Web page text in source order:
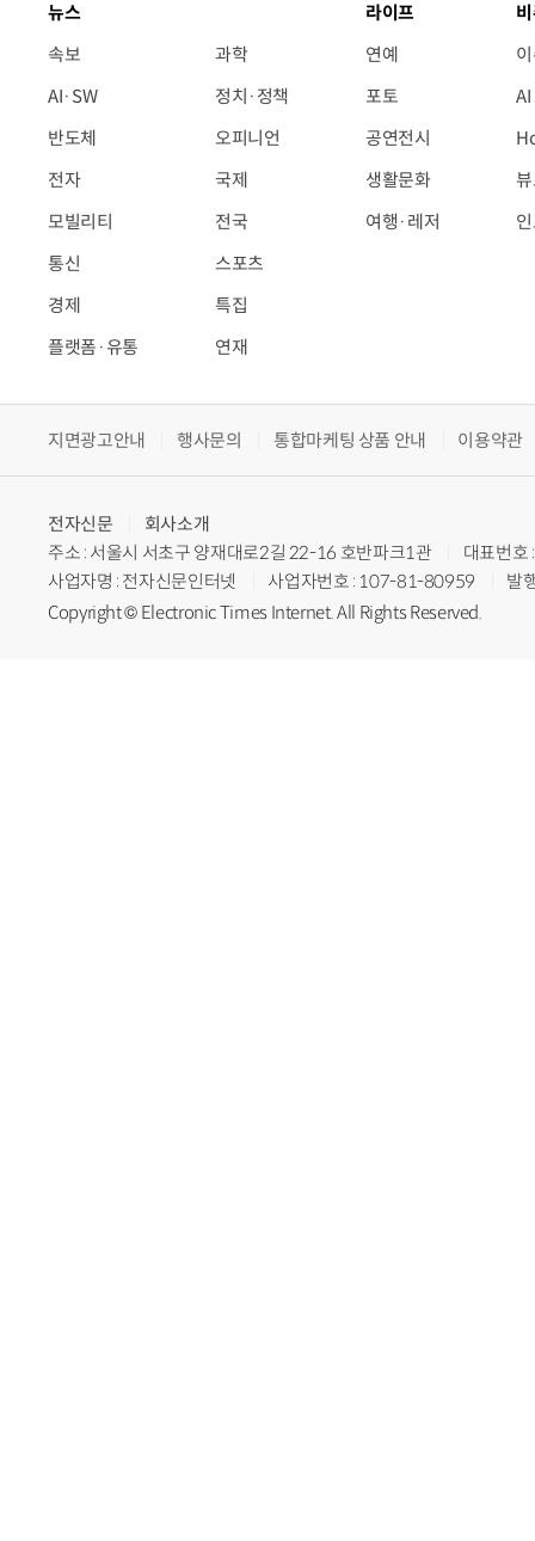
뉴스
속보
AI·SW
반도체
전자
모빌리티
통신
경제
플랫폼·유통
과학
정치·정책
오피니언
국제
전국
스포츠
특집
연재
라이프
연예
포토
공연전시
생활문화
여행·레저
지면광고안내 행사문의 통합마케팅 상품 안내 이용약관
전자신문
회사소개
주소 : 서울시 서초구 양재대로2길 22-16 호반파크1관
대표번
사업자명 : 전자신문인터넷
사업자번호 : 107-81-80959
발
Copyright © Electronic Times Internet. All Rights Reserved.